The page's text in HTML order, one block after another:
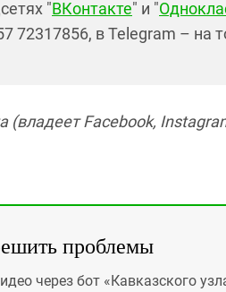
"ВКонтакте" и "
72317856, в Telegram – на
(владеет Facebook,
проблемы
через бот «Кавказского